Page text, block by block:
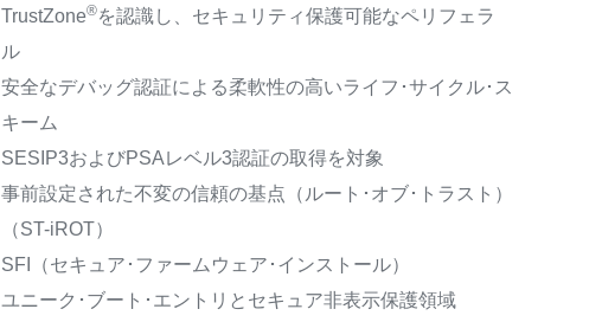
TrustZone®を認識し、セキュリティ保護可能なペリフェラ
ル
安全なデバッグ認証による柔軟性の高いライフ･サイクル･ス
キーム
SESIP3およびPSAレベル3認証の取得を対象
事前設定された不変の信頼の基点（ルート･オブ･トラスト）
（ST-iROT）
SFI（セキュア･ファームウェア･インストール）
ユニーク･ブート･エントリとセキュア非表示保護領域